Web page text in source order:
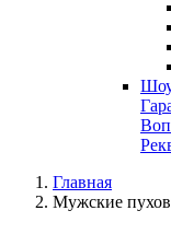
Главная
Мужские